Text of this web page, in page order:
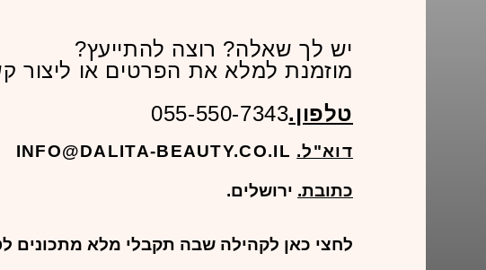
יש לך שאלה? רוצה להתייעץ?
מוזמנת למלא את הפרטים או ליצור
טלפון.055-550-7343
דוא"ל.
כתובת. ירושלים.
לחצי כאן לקהילה שבה תקבלי מלא מתכונים